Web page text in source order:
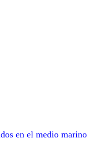
en el medio marino